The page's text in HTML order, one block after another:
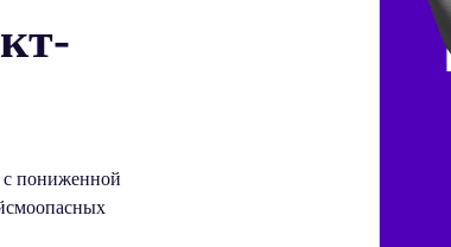
с пониженной